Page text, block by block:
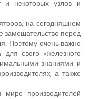
и некоторых узлов и
на сегодняшнем
замешательство перед
Поэтому очень важно
для свого «железного
знаниями и
а также
производителей
пишіть у Viber / Telegram